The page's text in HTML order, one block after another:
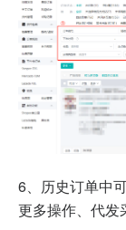
6、历史订单中
更多操作、代发